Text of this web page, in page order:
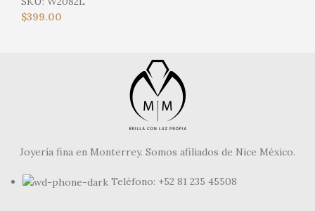
$399.00
Joyería fina en Monterrey. Somos afiliados de Nice México.
Teléfono: +52 81 235 45508